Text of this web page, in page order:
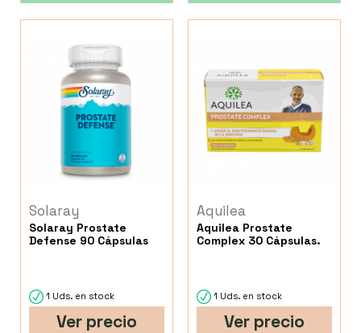
Solaray
Solaray Prostate
Defense 90 Cápsulas
1 Uds. en stock
Ver precio
Aquilea
Aquilea Prostate
Complex 30 Cápsulas.
1 Uds. en stock
Ver precio